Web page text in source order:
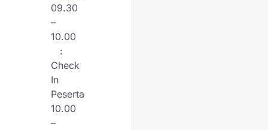
09.30
–
10.00
:
Check
In
Peserta
10.00
–